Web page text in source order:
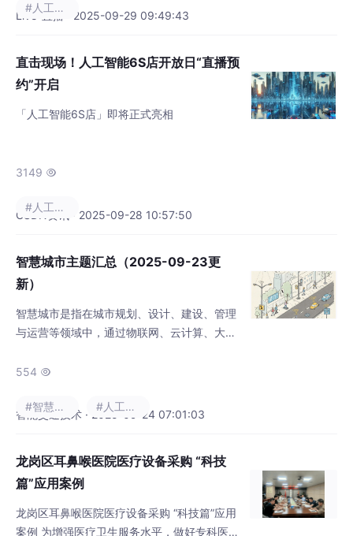
（Solution）、孵化（Startup）”六大服务功
Live-直播 · 2025-09-29 09:49:43
#人工智能
直击现场！人工智能6S店开放日“直播预
约”开启
「人工智能6S店」即将正式亮相
3149 
CSDN资讯 · 2025-09-28 10:57:50
#人工智能
智慧城市主题汇总（2025-09-23更
新）
智慧城市是指在城市规划、设计、建设、管理
与运营等领域中，通过物联网、云计算、大数
用，使得城市管理、教育、医疗、房地产、交
键基础设施组件和服务更互联、高效和智能，
更高效的运营与管理机制。2025低空经济城市
发展全景研究报告——从典型城市低空经济
554 
智能交通技术 · 2025-09-24 07:01:03
#智慧城市 #人工智能
龙岗区耳鼻喉医院医疗设备采购 “科技
篇”应用案例
龙岗区耳鼻喉医院医疗设备采购 “科技篇”应用
案例 为增强医疗卫生服务水平，做好专科医院